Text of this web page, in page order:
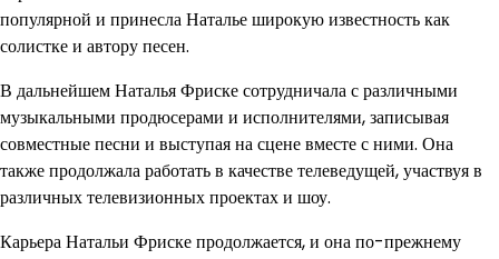
популярной и принесла Наталье широкую известность как
солистке и автору песен.
В дальнейшем Наталья Фриске сотрудничала с различными
музыкальными продюсерами и исполнителями, записывая
совместные песни и выступая на сцене вместе с ними. Она
также продолжала работать в качестве телеведущей, участвуя в
различных телевизионных проектах и шоу.
Карьера Натальи Фриске продолжается, и она по-прежнему